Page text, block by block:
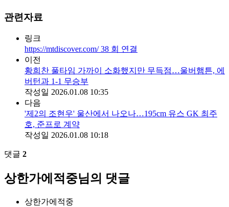
관련자료
링크
https://mtdiscover.com/38 회 연결
이전
황희찬 풀타임 가까이 소화했지만 무득점…울버햄튼, 에
버턴과 1-1 무승부
작성일 2026.01.08 10:35
다음
'제2의 조현우' 울산에서 나오나…195cm 유스 GK 최주
호, 준프로 계약
작성일 2026.01.08 10:18
댓글 2
상한가에적중님의 댓글
상한가에적중